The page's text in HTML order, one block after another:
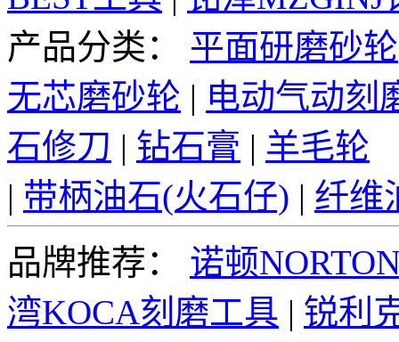
产品分类：
平面研磨砂轮
无芯磨砂轮 | 电动气动刻
石修刀 | 钻石膏 | 羊毛轮
| 带柄油石(火石仔) | 纤维
品牌推荐：
诺顿
湾KOCA刻磨工具 | 锐利